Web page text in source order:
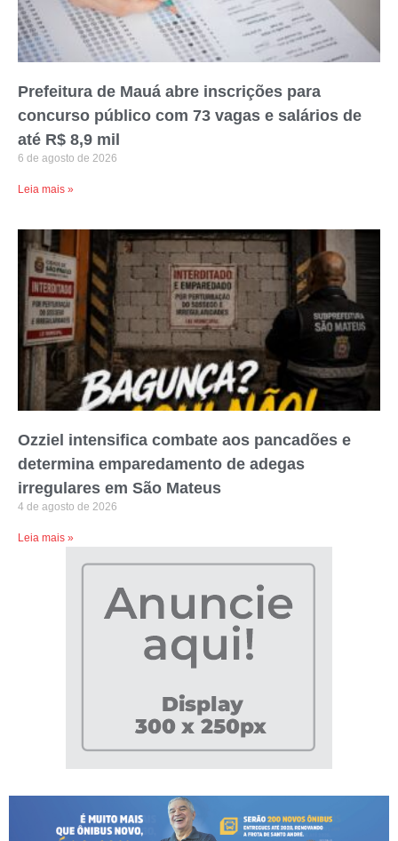
Prefeitura de Mauá abre inscrições para
concurso público com 73 vagas e salários de
até R$ 8,9 mil
6 de agosto de 2026
Leia mais »
Ozziel intensifica combate aos pancadões e
determina emparedamento de adegas
irregulares em São Mateus
4 de agosto de 2026
Leia mais »